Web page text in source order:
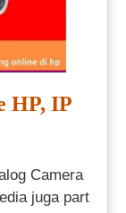
HP, IP
Camera
juga part